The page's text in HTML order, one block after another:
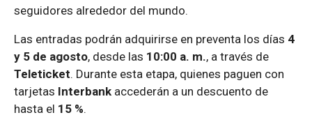
seguidores alrededor del mundo.
Las entradas podrán adquirirse en preventa los días 4
y 5 de agosto, desde las 10:00 a. m., a través de
Teleticket. Durante esta etapa, quienes paguen con
tarjetas Interbank accederán a un descuento de
hasta el 15 %.